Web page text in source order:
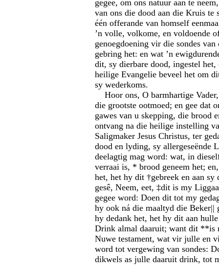
gegee, om ons natuur aan te
van ons die dood aan die Kruis te
één offerande van homself
’n volle, volkome, en voldoende
genoegdoening vir die sondes van
gebring het: en wat ’n
dit, sy dierbare dood, ingestel het,
heilige Evangelie beveel het om
sy wederkoms.
Hoor ons, O barmhartige
die grootste ootmoed; en gee dat
gawes van u skepping, die brood
ontvang na die heilige instelling
Saligmaker Jesus Christus, ter
dood en lyding, sy allergeseënde
deelagtig mag word: wat, in
verraai is, * brood geneem het;
het, het hy dit †gebreek en aan sy
gesê, Neem, eet, ‡dit is my
gegee word: Doen dit tot my
hy ook ná die maaltyd die Beker||
hy dedank het, het hy dit aan hulle
Drink almal daaruit; want dit **is
Nuwe testament, wat vir julle en
word tot vergewing van sondes:
dikwels as julle daaruit drink, tot